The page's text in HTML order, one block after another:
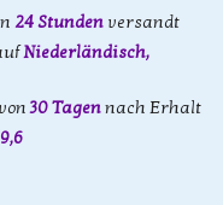
24 Stunden versandt
Niederländisch,
30 Tagennach Erhalt
9,6